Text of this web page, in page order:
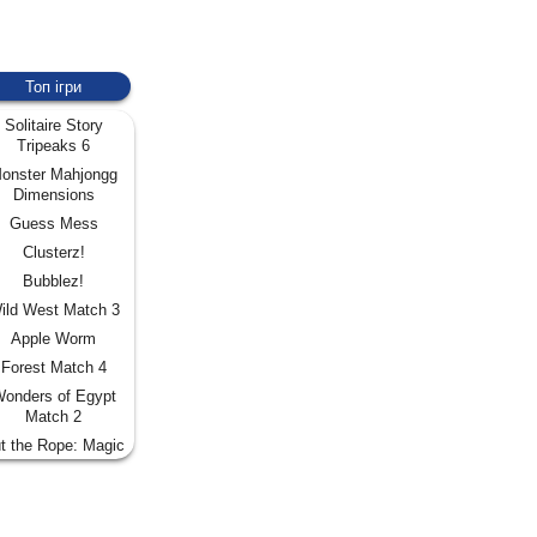
Топ ігри
Solitaire Story
Tripeaks 6
Mahjongg
Dimensions
Guess Mess
Clusterz!
Bubblez!
West Match 3
Apple Worm
Forest Match 4
of Egypt
Match 2
the Rope: Magic